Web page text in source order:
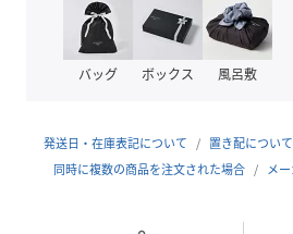
CLUBdeBALLET…バレークラブ
【デザイン・シルエット】
フロントには、フランス語で表現さ
ロゴ、カレッジタイプロゴ、フォト
バッグ ボックス 風呂敷
発送日・在庫表記について 置き配について
同時に複数の商品を注文された場合
メ